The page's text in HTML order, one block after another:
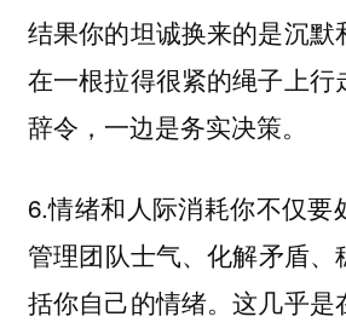
结果你的坦诚换来的是沉默
在一根拉得很紧的绳子上行
辞令，一边是务实决策。
6.情绪和人际消耗你不仅要
管理团队士气、化解矛盾
括你自己的情绪。这几乎是